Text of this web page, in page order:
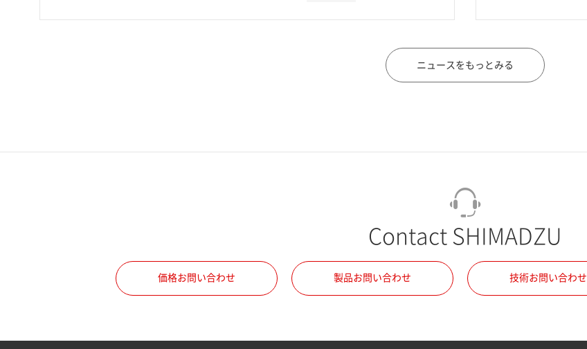
ニュースをもっとみる
Contact SHIMADZU
価格お問い合わせ 製品お問い合わせ 技術お問い合わせ